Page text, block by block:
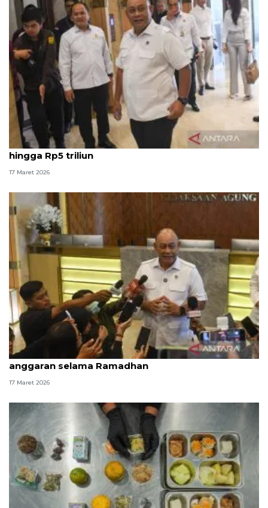
BGN: MBG libur selama Idul Fitri hemat anggaran
hingga Rp5 triliun
17 Maret 2026
BGN setop 62 SPPG dengan menu MBG tak sesuai
anggaran selama Ramadhan
17 Maret 2026